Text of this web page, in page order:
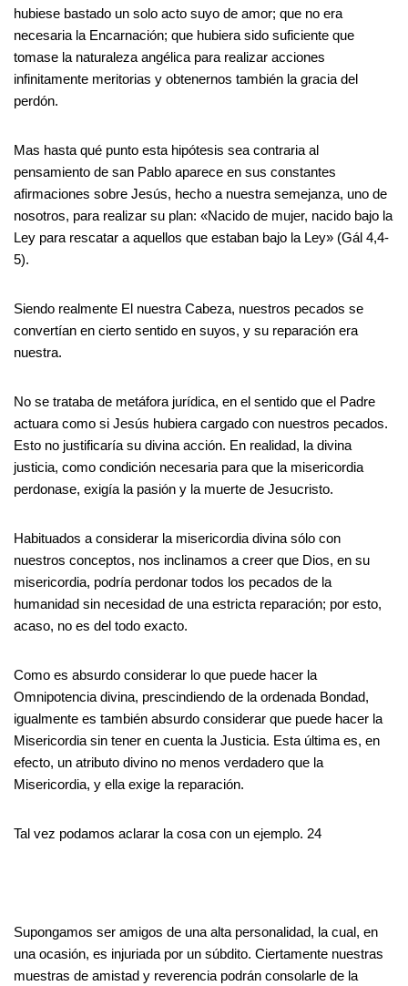
hubiese bastado un solo acto suyo de amor; que no era
necesaria la Encarnación; que hubiera sido suficiente que
tomase la naturaleza angélica para realizar acciones
infinitamente meritorias y obtenernos también la gracia del
perdón.
Mas hasta qué punto esta hipótesis sea contraria al
pensamiento de san Pablo aparece en sus constantes
afirmaciones sobre Jesús, hecho a nuestra semejanza, uno de
nosotros, para realizar su plan: «Nacido de mujer, nacido bajo la
Ley para rescatar a aquellos que estaban bajo la Ley» (Gál 4,4-
5).
Siendo realmente El nuestra Cabeza, nuestros pecados se
convertían en cierto sentido en suyos, y su reparación era
nuestra.
No se trataba de metáfora jurídica, en el sentido que el Padre
actuara como si Jesús hubiera cargado con nuestros pecados.
Esto no justificaría su divina acción. En realidad, la divina
justicia, como condición necesaria para que la misericordia
perdonase, exigía la pasión y la muerte de Jesucristo.
Habituados a considerar la misericordia divina sólo con
nuestros conceptos, nos inclinamos a creer que Dios, en su
misericordia, podría perdonar todos los pecados de la
humanidad sin necesidad de una estricta reparación; por esto,
acaso, no es del todo exacto.
Como es absurdo considerar lo que puede hacer la
Omnipotencia divina, prescindiendo de la ordenada Bondad,
igualmente es también absurdo considerar que puede hacer la
Misericordia sin tener en cuenta la Justicia. Esta última es, en
efecto, un atributo divino no menos verdadero que la
Misericordia, y ella exige la reparación.
Tal vez podamos aclarar la cosa con un ejemplo. 24
Supongamos ser amigos de una alta personalidad, la cual, en
una ocasión, es injuriada por un súbdito. Ciertamente nuestras
muestras de amistad y reverencia podrán consolarle de la